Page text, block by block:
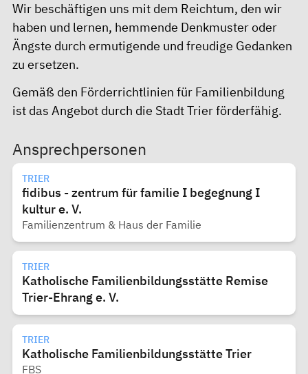
Wir beschäftigen uns mit dem Reichtum, den wir
haben und lernen, hemmende Denkmuster oder
Ängste durch ermutigende und freudige Gedanken
zu ersetzen.
Gemäß den Förderrichtlinien für Familienbildung
ist das Angebot durch die Stadt Trierförderfähig.
Ansprechpersonen
TRIER
fidibus - zentrum für familie I begegnung I
kultur e. V.
Familienzentrum & Haus der Familie
TRIER
Katholische Familienbildungsstätte Remise
Trier-Ehrang e. V.
TRIER
Katholische Familienbildungsstätte Trier
FBS